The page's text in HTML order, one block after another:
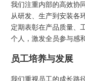
我们注重内部的高效协
从研发、生产到安装各
定期表彰在产品质量、
个人，激发全员参与感
员工培养与发展
我们重视员工的成长路